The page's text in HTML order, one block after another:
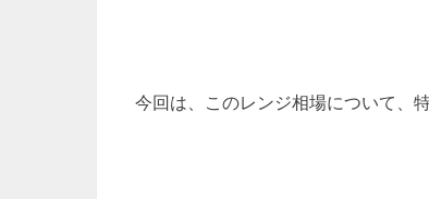
今回は、このレンジ相場について、